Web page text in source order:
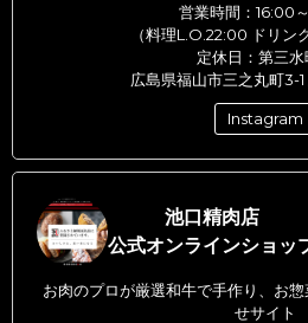
営業時間：16:00
（料理L.O.22:00 ドリン
定休日：第三水
広島県福山市三之丸町3-
Instagram
池口精肉店
公式オンラインショッ
お肉のプロが厳選和牛で手作り、お
せサイト